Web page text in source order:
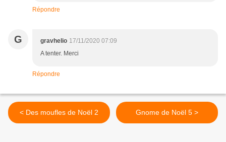
Répondre
G gravhelio 17/11/2020 07:09
A tenter. Merci
Répondre
< Des moufles de Noël 2 Gnome de Noël 5 >